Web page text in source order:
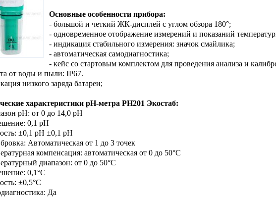
Основные особенности прибора:
- большой и четкий ЖК-дисплей с углом обзора 180°;
- одновременное отображение измерений и показаний
- индикация стабильного измерения: значок смайлика;
- автоматическая самодиагностика;
- кейс со стартовым комплектом для проведения анализа и
от воды и пыли: IP67.
низкого заряда батареи;
характеристики рН-метра PH201 Экостаб:
pH: от 0 до 14,0 pH
0,1 pH
±0,1 pH ±0,1 pH
Автоматическая от 1 до 3 точек
компенсация: автоматическая от 0 до 50°C
диапазон: от 0 до 50°C
0,1°C
±0,5°C
Да